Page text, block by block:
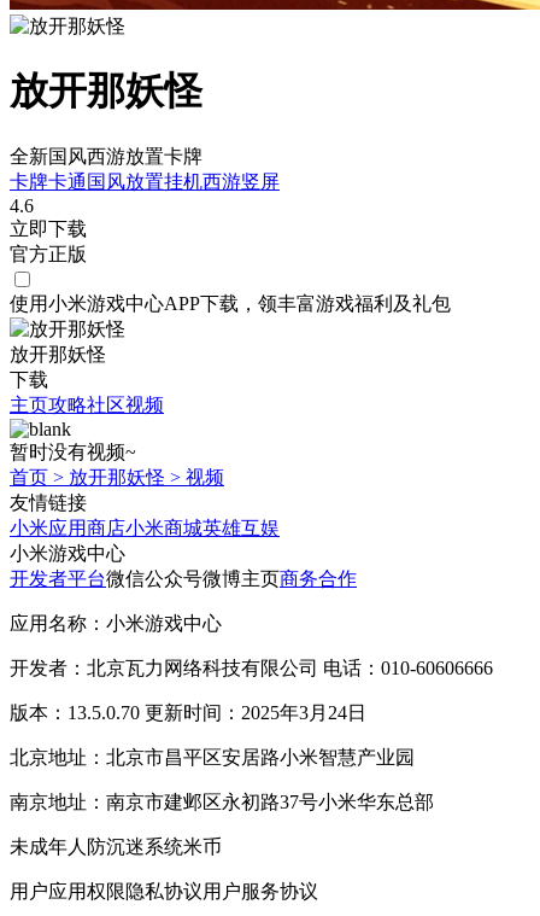
放开那妖怪
全新国风西游放置卡牌
卡牌卡通 国风放置挂机西游竖屏
4.6
立即下载
官方正版
使用小米游戏中心APP下载 ，领丰富游戏福利 及礼包
放开那妖怪
下载
主页攻略社区视频
暂时没有视频~
首页 > 放开那妖怪 > 视频
友情链接
小米应用商店小米商城英雄互娱
小米游戏中心
开发者平台微信公众号微博主页商务合作
应用名称：小米游戏中心
开发者：北京瓦力网络科技有限公司 电话：010-60606666
版本：13.5.0.70 更新时间：2025年3月24日
北京地址：北京市昌平区安居路小米智慧产业园
南京地址：南京市建邺区永初路37号小米华东总部
未成年人防沉迷系统米币
用户应用权限隐私协议用户服务协议